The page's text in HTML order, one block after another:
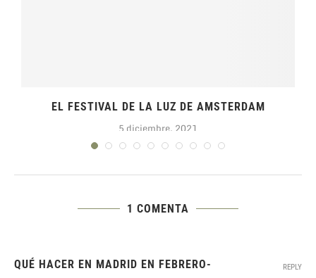
EL FESTIVAL DE LA LUZ DE AMSTERDAM
5 diciembre, 2021
1 COMENTA
QUÉ HACER EN MADRID EN FEBRERO-
REPLY